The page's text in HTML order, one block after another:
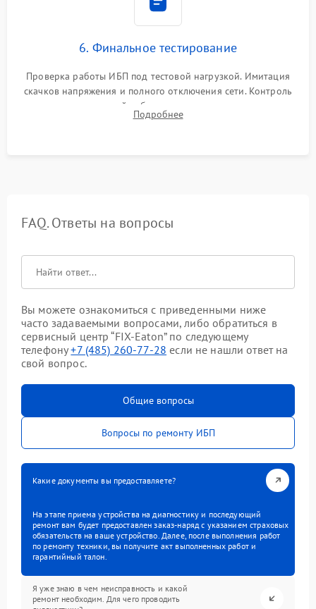
6. Финальное тестирование
Проверка работы ИБП под тестовой нагрузкой. Имитация
скачков напряжения и полного отключения сети. Контроль
времени автономной работы, температурного режима и
корректности формы выходного сигнала.
Подробнее
FAQ. Ответы на вопросы
Вы можете ознакомиться с приведенными ниже
часто задаваемыми вопросами, либо обратиться в
сервисный центр “FIX-Eaton” по следующему
телефону+7 (485) 260-77-28 если не нашли ответ на
свой вопрос.
Общие вопросы
Вопросы по ремонту ИБП
Какие документы вы предоставляете?
На этапе приема устройства на диагностику и последующий
ремонт вам будет предоставлен заказ-наряд с указанием страховых
обязательств на ваше устройство. Далее, после выполнения работ
по ремонту техники, вы получите акт выполненных работ и
гарантийный талон.
Я уже знаю в чем неисправность и какой
ремонт необходим. Для чего проводить